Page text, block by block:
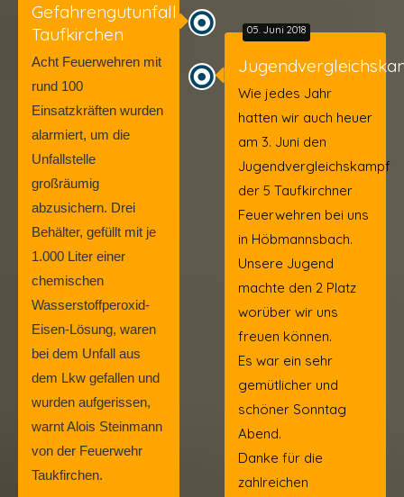
Gefahrengutunfall
Taufkirchen
Acht Feuerwehren mit
rund 100
Einsatzkräften wurden
alarmiert, um die
Unfallstelle
großräumig
abzusichern. Drei
Behälter, gefüllt mit je
1.000 Liter einer
chemischen
Wasserstoffperoxid-
Eisen-Lösung, waren
bei dem Unfall aus
dem Lkw gefallen und
wurden aufgerissen,
warnt Alois Steinmann
von der Feuerwehr
Taukfirchen.
05. Juni 2018
Wie jedes Jahr
hatten wir auch heuer
am 3. Juni den
Jugendvergleichskampf
der 5 Taufkirchner
Feuerwehren bei uns
in Höbmannsbach.
Unsere Jugend
machte den 2 Platz
worüber wir uns
freuen können.
Es war ein sehr
gemütlicher und
schöner Sonntag
Abend.
Danke für die
zahlreichen